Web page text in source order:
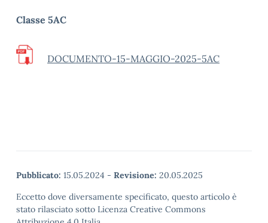
Classe 5AC
DOCUMENTO-15-MAGGIO-2025-5AC
Pubblicato: 15.05.2024 - Revisione: 20.05.2025
Eccetto dove diversamente specificato, questo articolo è
stato rilasciato sotto Licenza Creative Commons